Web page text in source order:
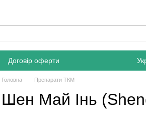
Договір оферти
Головна Препарати ТКМ
Шен Май Інь